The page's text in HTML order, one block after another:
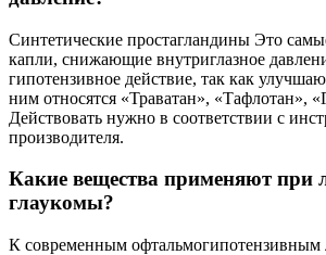
Синтетические простагландины Это
капли, снижающие внутриглазное
гипотензивное действие, так как
ним относятся «Траватан», «Тафлотан»,
Действовать нужно в соответствии с
производителя.
Какие вещества применяют при
глаукомы?
К современным офтальмогипотензивным